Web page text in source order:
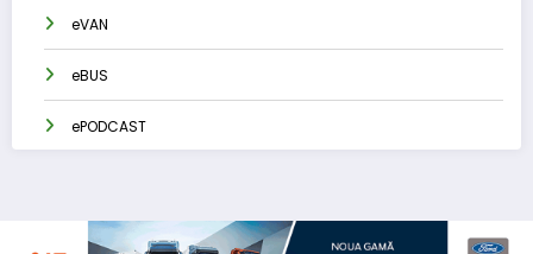
eVAN
eBUS
ePODCAST